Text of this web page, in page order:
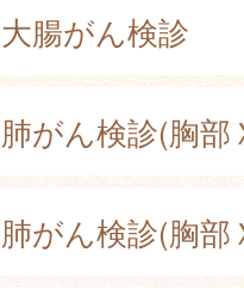
大腸がん検診
肺がん検診(胸部
肺がん検診(胸部